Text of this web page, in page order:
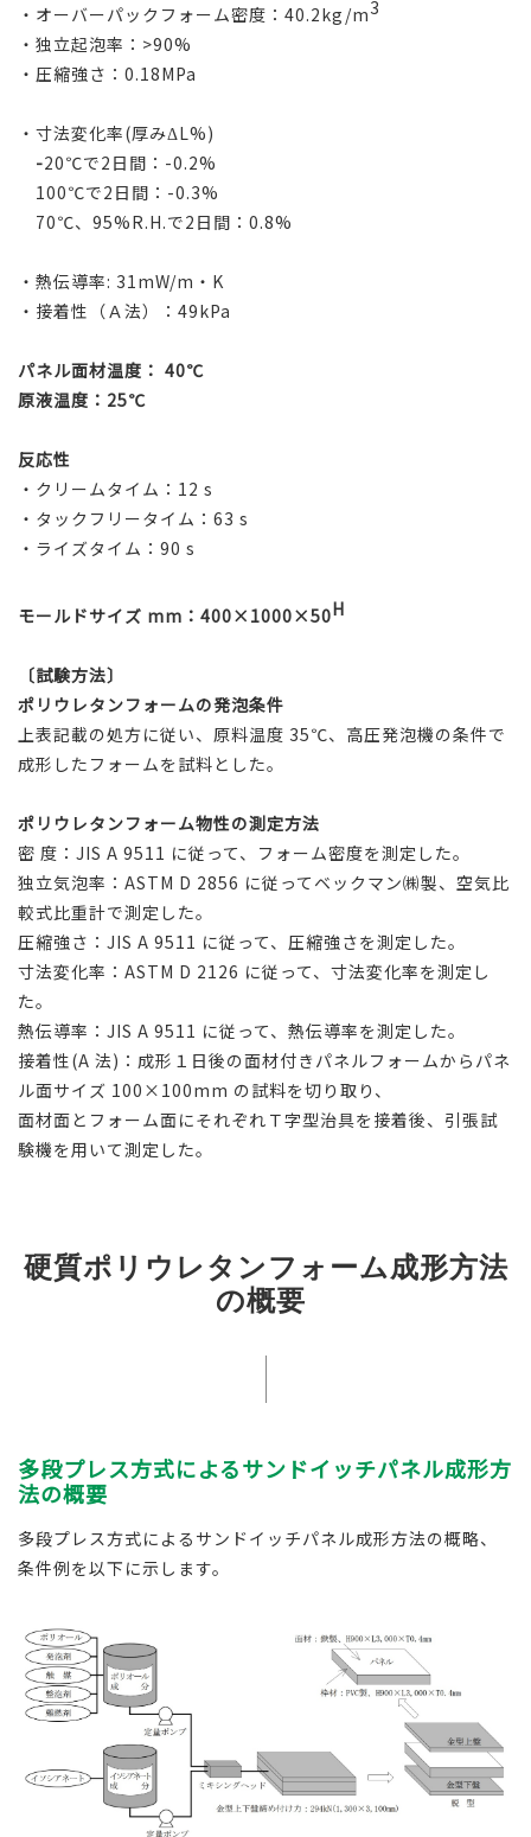
・オーバーパックフォーム密度：40.2kg/m3
・独立起泡率：>90%
・圧縮強さ：0.18MPa
・寸法変化率(厚みΔL%)
-20℃で2日間：-0.2%
100℃で2日間：-0.3%
70℃、95%R.H.で2日間：0.8%
・熱伝導率: 31mW/m・K
・接着性（Ａ法）：49kPa
パネル面材温度： 40℃
原液温度：25℃
反応性
・クリームタイム：12 s
・タックフリータイム：63 s
・ライズタイム：90 s
モールドサイズ mm：400×1000×50H
〔試験方法〕
ポリウレタンフォームの発泡条件
上表記載の処方に従い、原料温度 35℃、高圧発泡機の条件で
成形したフォームを試料とした。
ポリウレタンフォーム物性の測定方法
密 度：JIS A 9511 に従って、フォーム密度を測定した。
独立気泡率：ASTM D 2856 に従ってベックマン㈱製、空気比
較式比重計で測定した。
圧縮強さ：JIS A 9511 に従って、圧縮強さを測定した。
寸法変化率：ASTM D 2126 に従って、寸法変化率を測定し
た。
熱伝導率：JIS A 9511 に従って、熱伝導率を測定した。
接着性(A 法)：成形１日後の面材付きパネルフォームからパネ
ル面サイズ 100×100mm の試料を切り取り、
面材面とフォーム面にそれぞれＴ字型治具を接着後、引張試
験機を用いて測定した。
硬質ポリウレタンフォーム成形方法
の概要
多段プレス方式によるサンドイッチパネル成形方
法の概要
多段プレス方式によるサンドイッチパネル成形方法の概略、
条件例を以下に示します。